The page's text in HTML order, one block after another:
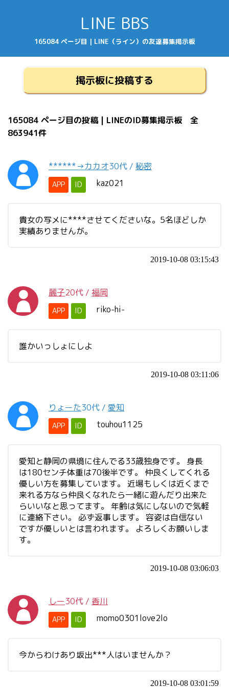
LINE BBS
165084 ページ目 | LINE（ライン）の友達募集掲示板
掲示板に投稿する
165084 ページ目の投稿 | LINEのID募集掲示板 全
863941件
******→カカオ30代 / 秘密
APP ID kaz021
貴女の写メに****させてくださいな。5名ほどしか
実績ありませんが。
2019-10-08 03:15:43
麗子20代 / 福岡
APP ID riko-hi-
誰かいっしょにしよ
2019-10-08 03:11:06
りょーた30代 / 愛知
APP ID touhou1125
愛知と静岡の県境に住んでる33歳独身です。 身長
は180センチ体重は70後半です。 仲良くしてくれる
優しい方を募集しています。 近場もしくは近くまで
来れる方なら仲良くなれたら一緒に遊んだり出来た
らいいなと思ってます。 年齢は気にしないので気軽
に連絡下さい。 必ず返事します。 容姿は自信ない
ですが優しいとは言われます。 よろしくお願いしま
す。
2019-10-08 03:06:03
しー30代 / 香川
APP ID momo0301love2lo
今からわけあり坂出***人はいませんか？
2019-10-08 03:01:59